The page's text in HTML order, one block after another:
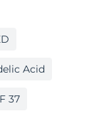
Acid
37